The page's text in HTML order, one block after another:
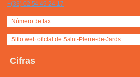
+(33) 02 54 49 24 17
Número de fax
Sitio web oficial de Saint-Pierre-de-Jards
Cifras